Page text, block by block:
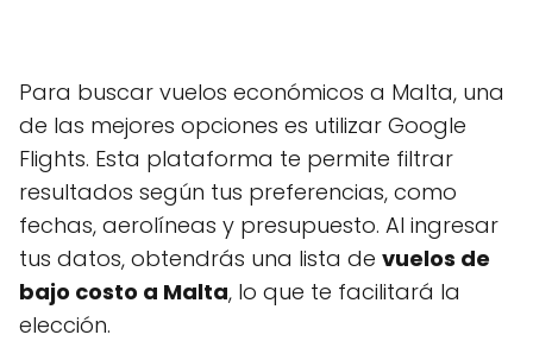
Para buscar vuelos económicos a Malta, una
de las mejores opciones es utilizar Google
Flights. Esta plataforma te permite filtrar
resultados según tus preferencias, como
fechas, aerolíneas y presupuesto. Al ingresar
tus datos, obtendrás una lista de vuelos de
bajo costo a Malta, lo que te facilitará la
elección.